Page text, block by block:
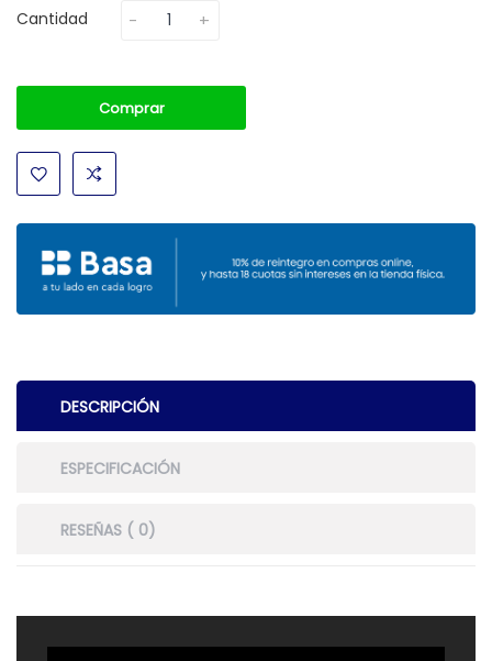
Cantidad
Comprar
DESCRIPCIÓN
ESPECIFICACIÓN
RESEÑAS ( 0)